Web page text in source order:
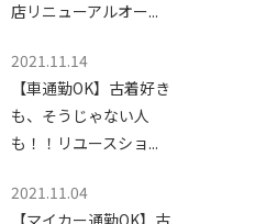
店リニューアルオー...
2021.11.14
【車通勤OK】古着好き
も、そうじゃない人
も！！リユースショ...
2021.11.04
【マイカー通勤OK】古